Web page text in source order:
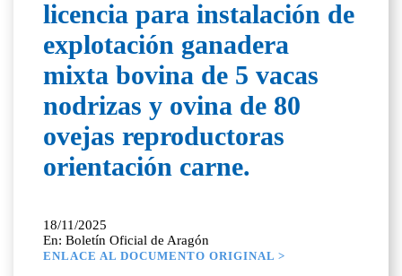
licencia para instalación de
explotación ganadera
mixta bovina de 5 vacas
nodrizas y ovina de 80
ovejas reproductoras
orientación carne.
18/11/2025
En: Boletín Oficial de Aragón
ENLACE AL DOCUMENTO ORIGINAL >